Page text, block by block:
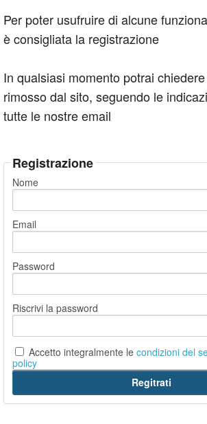
Contatti
Calendario
Per poter usufruire di alcune
è consigliata la registrazione
In qualsiasi momento potrai
rimosso dal sito, seguendo le
tutte le nostre email
Registrazione
Nome
Email
Password
Riscrivi la password
Accetto integralmente le condizioni del
policy